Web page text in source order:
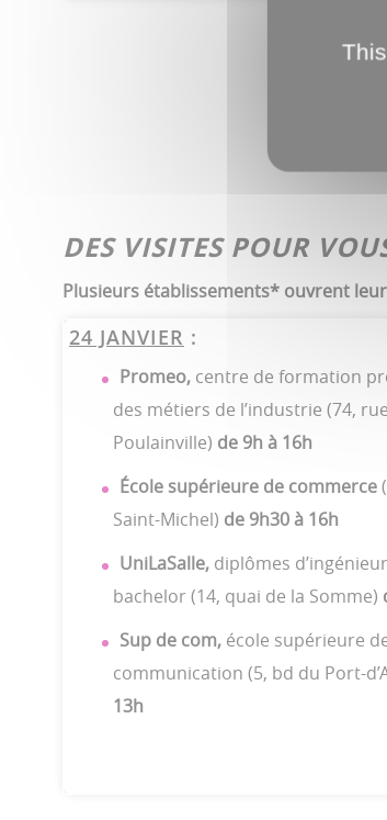
DES VISITES POUR
Plusieurs établissements* ouvrent
24 JANVIER :
Promeo, centre de formation
des métiers de l’industrie (74,
Poulainville) de 9h à 16h
École supérieure de commerce
Saint-Michel) de 9h30 à 16h
UniLaSalle, diplômes
bachelor (14, quai de la Somme)
Sup de com, école supérieure
communication (5, bd du Port-
13h